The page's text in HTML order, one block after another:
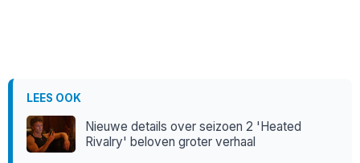
LEES OOK
Nieuwe details over seizoen 2 'Heated
Rivalry' beloven groter verhaal